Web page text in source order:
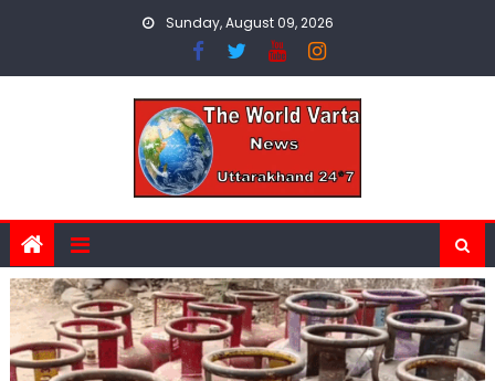
Sunday, August 09, 2026